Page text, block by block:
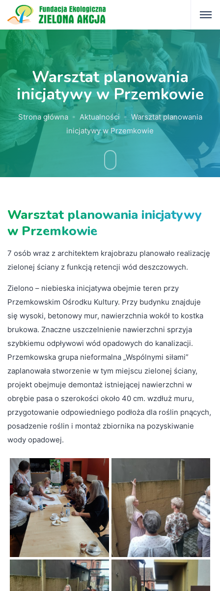
Warsztat planowania
inicjatywy w Przemkowie
Strona główna Aktualności
Warsztat planowania
inicjatywy w Przemkowie
Warsztat planowania inicjatywy
w Przemkowie
7 osób wraz z architektem krajobrazu planowało realizację
zielonej ściany z funkcją retencji wód deszczowych.
Zielono – niebieska inicjatywa obejmie teren przy
Przemkowskim Ośrodku Kultury. Przy budynku znajduje
się wysoki, betonowy mur, nawierzchnia wokół to kostka
brukowa. Znaczne uszczelnienie nawierzchni sprzyja
szybkiemu odpływowi wód opadowych do kanalizacji.
Przemkowska grupa nieformalna „Wspólnymi siłami”
zaplanowała stworzenie w tym miejscu zielonej ściany,
projekt obejmuje demontaż istniejącej nawierzchni w
obrębie pasa o szerokości około 40 cm. wzdłuż muru,
przygotowanie odpowiedniego podłoża dla roślin pnących,
posadzenie roślin i montaż zbiornika na pozyskiwanie
wody opadowej.